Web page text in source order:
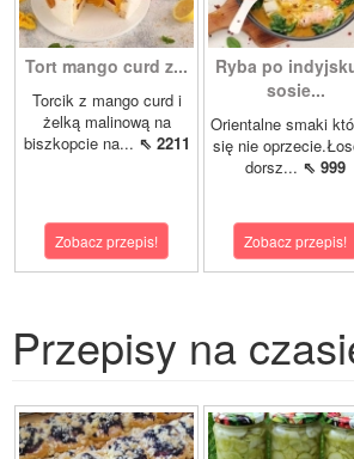
Tort mango curd z...
Torcik z mango curd i
żelką malinową na
biszkopcie na... ⇖ 2211
Zobacz przepis!
Ryba po
sosie...
Orientalne smaki
się nie
dorsz... ⇖ 999
Zobacz przepis!
Przepisy na